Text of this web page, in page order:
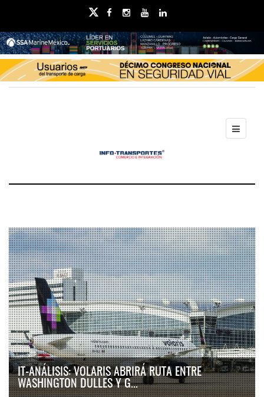
IT-ANÁLISIS: VOLARIS ABRIRÁ RUTA ENTRE
WASHINGTON DULLES Y G...